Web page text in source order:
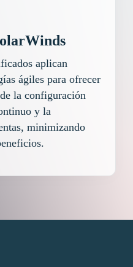
aplican
ágiles para ofrecer
la configuración
y la
minimizando